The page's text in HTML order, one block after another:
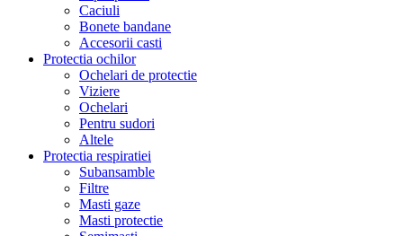
Caciuli
Bonete bandane
Accesorii casti
Protectia ochilor
Ochelari de protectie
Viziere
Ochelari
Pentru sudori
Altele
Protectia respiratiei
Subansamble
Filtre
Masti gaze
Masti protectie